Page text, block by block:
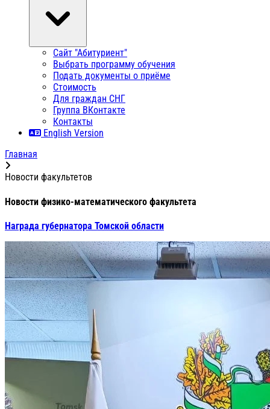
Сайт "Абитуриент"
Выбрать программу обучения
Подать документы о приёме
Стоимость
Для граждан СНГ
Группа ВКонтакте
Контакты
English Version
Главная
Новости факультетов
Новости физико-математического факультета
Награда губернатора Томской области